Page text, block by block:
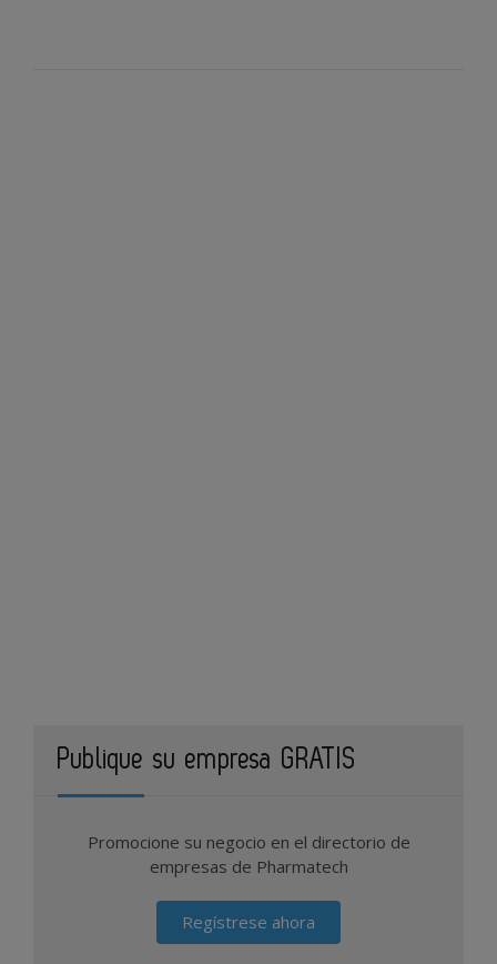
Publique su empresa GRATIS
Promocione su negocio en el directorio de
empresas de Pharmatech
Regístrese ahora